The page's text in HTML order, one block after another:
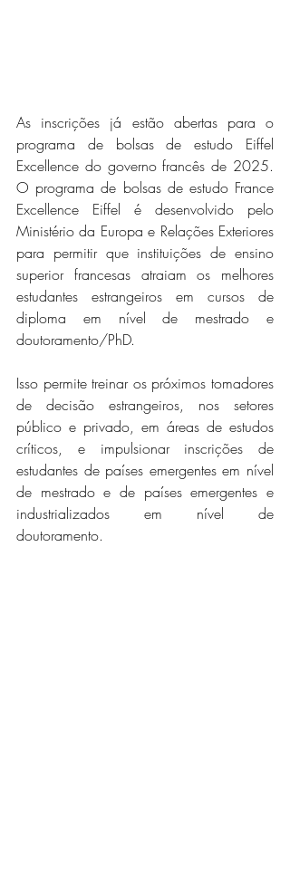
As inscrições já estão abertas para o
programa de bolsas de estudo Eiffel
Excellence do governo francês de 2025.
O programa de bolsas de estudo France
Excellence Eiffel é desenvolvido pelo
Ministério da Europa e Relações Exteriores
para permitir que instituições de ensino
superior francesas atraiam os melhores
estudantes estrangeiros em cursos de
diploma em nível de mestrado e
doutoramento/PhD.
Isso permite treinar os próximos tomadores
de decisão estrangeiros, nos setores
público e privado, em áreas de estudos
críticos, e impulsionar inscrições de
estudantes de países emergentes em nível
de mestrado e de países emergentes e
industrializados em nível de
doutoramento.